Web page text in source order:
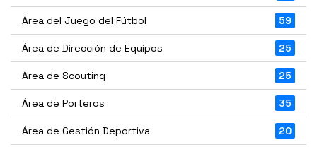
Área del Juego del Fútbol 59
Área de Dirección de Equipos 25
Área de Scouting 25
Área de Porteros 35
Área de Gestión Deportiva 20